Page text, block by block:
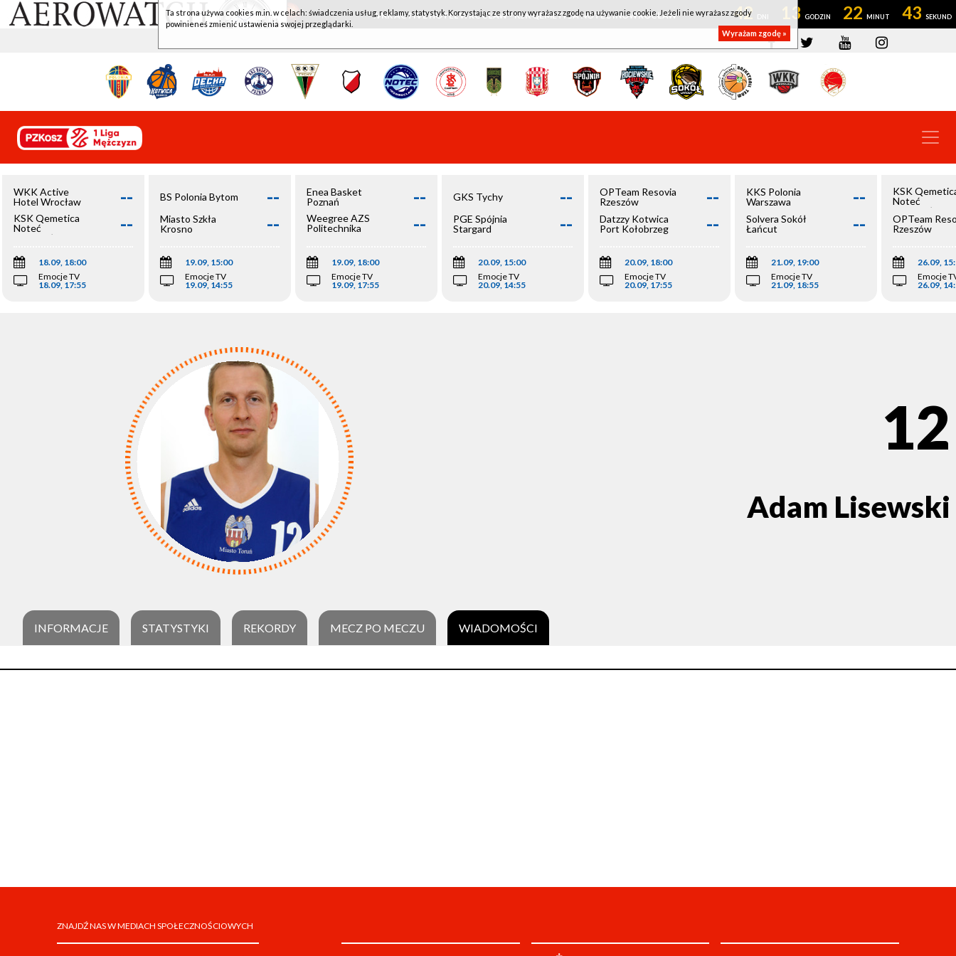
WKK ACTIVE HOTEL WROCŁAW - KSK QEMETICA NOTEĆ INOWROCŁAW 42 13 22 43
WKK Active
Hotel Wrocław
--
KSK Qemetica
Noteć
Inowrocław
--
18.09, 18:00
Emocje TV
18.09, 17:55
BS Polonia Bytom --
Miasto Szkła
Krosno
--
19.09, 15:00
Emocje TV
19.09, 14:55
Enea Basket
Poznań
--
Weegree AZS
Politechnika
--
19.09, 18:00
Emocje TV
19.09, 17:55
GKS Tychy --
PGE Spójnia
Stargard
--
20.09, 15:00
Emocje TV
20.09, 14:55
OPTeam Resovia
Rzeszów
--
Datzzy Kotwica
Port Kołobrzeg
--
20.09, 18:00
Emocje TV
20.09, 17:55
KKS Polonia
Warszawa
--
Solvera Sokół
Łańcut
--
21.09, 19:00
Emocje TV
21.09, 18:55
KSK
Noteć
Inowrocław
OPTeam
Rzeszów
26.09,
Emocje
26.09,
12
Adam Lisewski
INFORMACJE STATYSTYKI REKORDY MECZ PO MECZU WIADOMOŚCI
ZNAJDŹ NAS W MEDIACH SPOŁECZNOŚCIOWYCH
Ta strona używa cookies m.in. w celach: świadczenia usług, reklamy, statystyk. Korzystając ze strony wyrażasz zgodę na używanie cookie. Jeżeli nie wyrażasz zgody
powinieneś zmienić ustawienia swojej przeglądarki.
Wyrażam zgodę »